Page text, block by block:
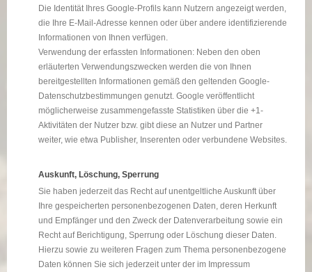
Die Identität Ihres Google-Profils kann Nutzern angezeigt werden,
die Ihre E-Mail-Adresse kennen oder über andere identifizierende
Informationen von Ihnen verfügen.
Verwendung der erfassten Informationen: Neben den oben
erläuterten Verwendungszwecken werden die von Ihnen
bereitgestellten Informationen gemäß den geltenden Google-
Datenschutzbestimmungen genutzt. Google veröffentlicht
möglicherweise zusammengefasste Statistiken über die +1-
Aktivitäten der Nutzer bzw. gibt diese an Nutzer und Partner
weiter, wie etwa Publisher, Inserenten oder verbundene Websites.
Auskunft, Löschung, Sperrung
Sie haben jederzeit das Recht auf unentgeltliche Auskunft über
Ihre gespeicherten personenbezogenen Daten, deren Herkunft
und Empfänger und den Zweck der Datenverarbeitung sowie ein
Recht auf Berichtigung, Sperrung oder Löschung dieser Daten.
Hierzu sowie zu weiteren Fragen zum Thema personenbezogene
Daten können Sie sich jederzeit unter der im Impressum